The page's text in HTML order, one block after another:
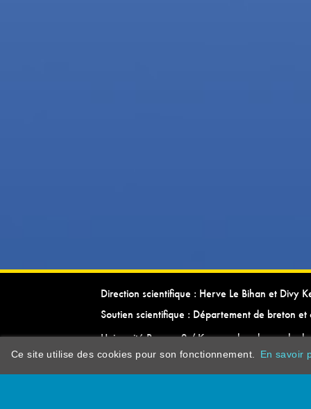
Direction scientifique : Herve Le Bihan et Divy
Soutien scientifique : Département de breton et
Université Rennes 2 / Kevrenn brezhoneg ha
Ce site utilise des cookies pour son fonctionnement. En savoir